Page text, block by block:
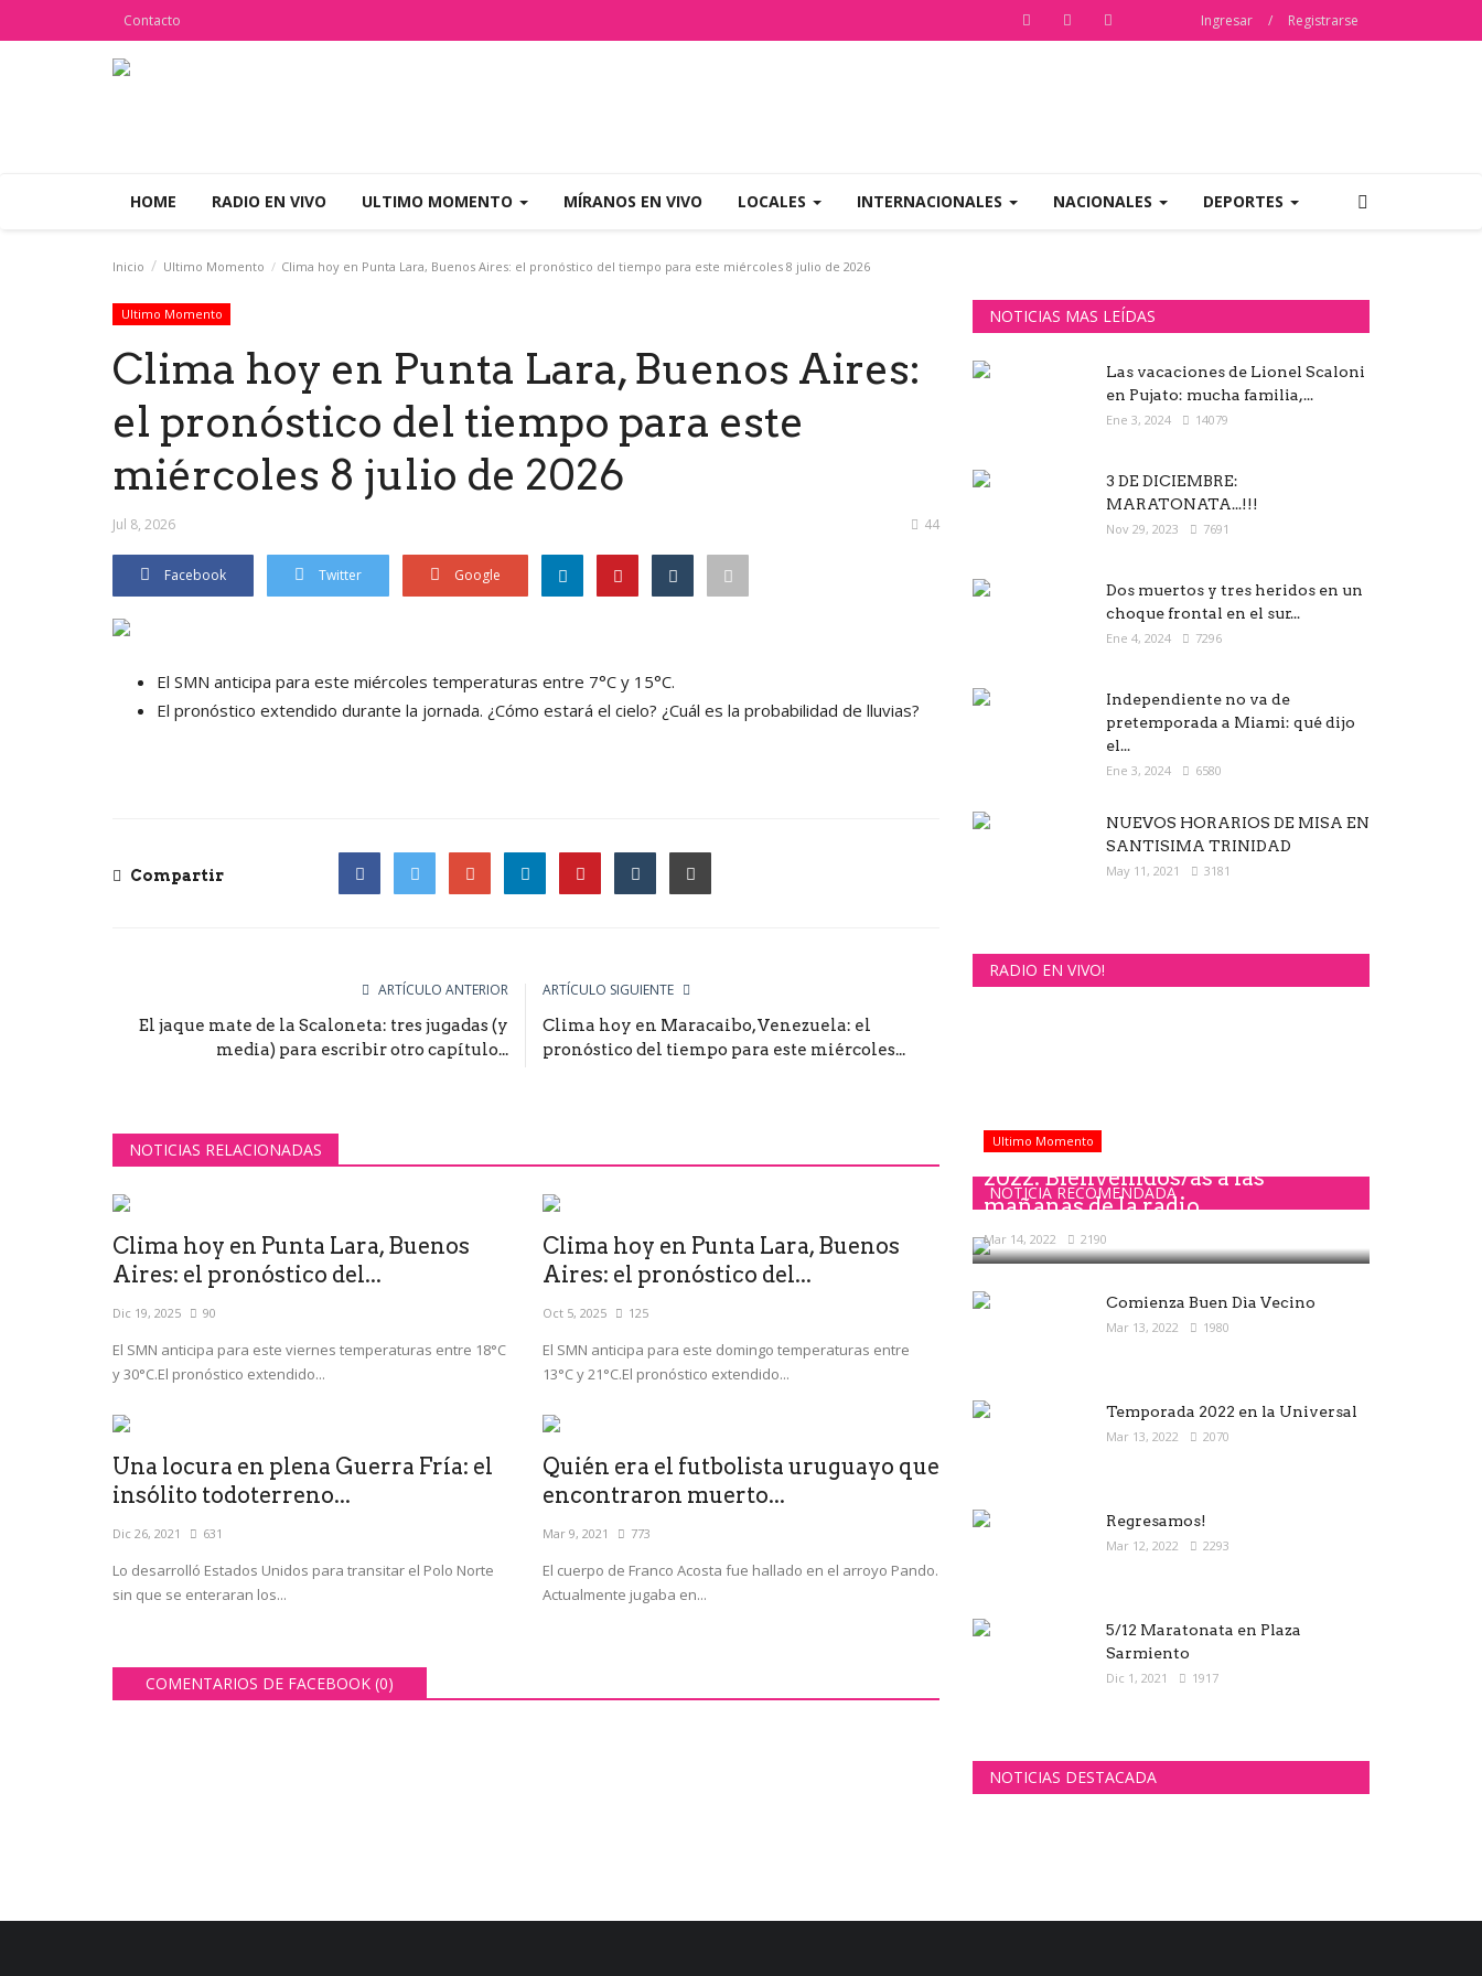
Contacto Ingresar / Registrarse
HOME RADIO EN VIVO ULTIMO MOMENTO MÍRANOS EN VIVO LOCALES INTERNACIONALES NACIONALES DEPORTES
Inicio Ultimo Momento Clima hoy en Punta Lara, Buenos Aires: el pronóstico del tiempo para este miércoles 8 julio de 2026
Ultimo Momento
Clima hoy en Punta Lara, Buenos Aires:
el pronóstico del tiempo para este
miércoles 8 julio de 2026
Jul 8, 2026 44
Facebook Twitter Google
El SMN anticipa para este miércoles temperaturas entre 7°C y 15°C.
El pronóstico extendido durante la jornada. ¿Cómo estará el cielo? ¿Cuál es la probabilidad de lluvias?
Compartir
ARTÍCULO ANTERIOR
El jaque mate de la Scaloneta: tres jugadas (y
media) para escribir otro capítulo...
ARTÍCULO SIGUIENTE
Clima hoy en Maracaibo, Venezuela: el
pronóstico del tiempo para este miércoles...
NOTICIAS RELACIONADAS
Clima hoy en Punta Lara, Buenos
Aires: el pronóstico del...
Dic 19, 2025 90
El SMN anticipa para este viernes temperaturas entre 18°C
y 30°C.El pronóstico extendido...
Clima hoy en Punta Lara, Buenos
Aires: el pronóstico del...
Oct 5, 2025 125
El SMN anticipa para este domingo temperaturas entre
13°C y 21°C.El pronóstico extendido...
Una locura en plena Guerra Fría: el
insólito todoterreno...
Dic 26, 2021 631
Lo desarrolló Estados Unidos para transitar el Polo Norte
sin que se enteraran los...
Quién era el futbolista uruguayo que
encontraron muerto...
Mar 9, 2021 773
El cuerpo de Franco Acosta fue hallado en el arroyo Pando.
Actualmente jugaba en...
COMENTARIOS DE FACEBOOK (0)
NOTICIAS MAS LEÍDAS
Las vacaciones de Lionel Scaloni
en Pujato: mucha familia,...
Ene 3, 2024 14079
3 DE DICIEMBRE:
MARATONATA...!!!
Nov 29, 2023 7691
Dos muertos y tres heridos en un
choque frontal en el sur...
Ene 4, 2024 7296
Independiente no va de
pretemporada a Miami: qué dijo
el...
Ene 3, 2024 6580
NUEVOS HORARIOS DE MISA EN
SANTISIMA TRINIDAD
May 11, 2021 3181
RADIO EN VIVO!
NOTICIA RECOMENDADA
Ultimo Momento
2022: Bienvenidos/as a las
mañanas de la radio
Mar 14, 2022 2190
Comienza Buen Dìa Vecino
Mar 13, 2022 1980
Temporada 2022 en la Universal
Mar 13, 2022 2070
Regresamos!
Mar 12, 2022 2293
5/12 Maratonata en Plaza
Sarmiento
Dic 1, 2021 1917
NOTICIAS DESTACADA